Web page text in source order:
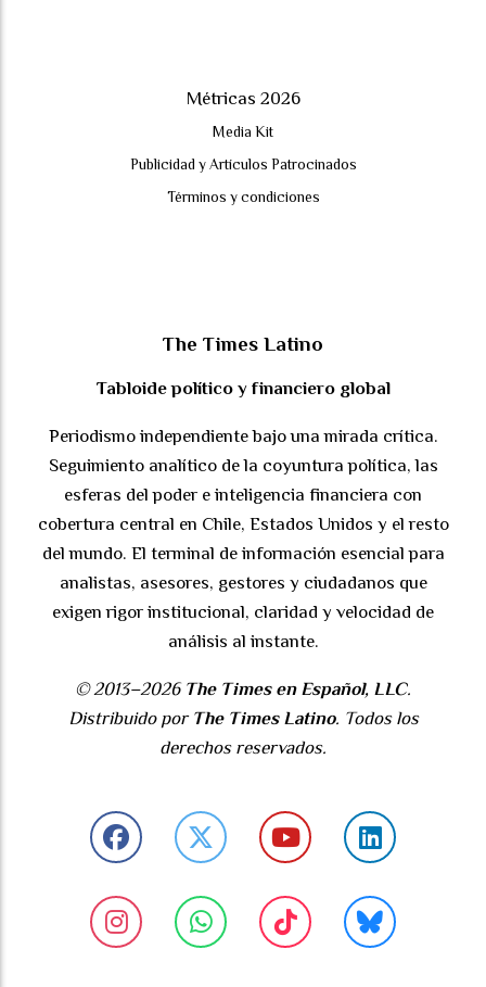
Métricas 2026
Media Kit
Publicidad y Artículos Patrocinados
Términos y condiciones
The Times Latino
Tabloide político y financiero global
Periodismo independiente bajo una mirada crítica.
Seguimiento analítico de la coyuntura política, las
esferas del poder e inteligencia financiera con
cobertura central en Chile, Estados Unidos y el resto
del mundo. El terminal de información esencial para
analistas, asesores, gestores y ciudadanos que
exigen rigor institucional, claridad y velocidad de
análisis al instante.
© 2013–2026 The Times en Español, LLC.
Distribuido por The Times Latino. Todos los
derechos reservados.